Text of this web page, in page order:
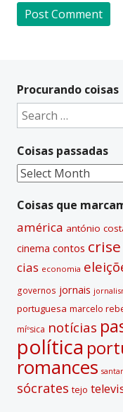
t
e
a
t
i
v
Procurando coisas
Search
for:
Coisas passadas
Coisas
Coisas que
américa antónio
cinema contos crise
cias economia
governos jornais
portuguesa marcelo
míºsica notí­cias
polí­tica
romances
sócrates tejo